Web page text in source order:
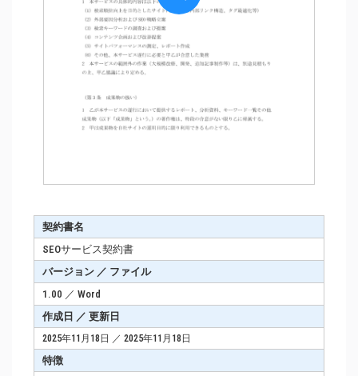
契約書名
SEOサービス契約書
バージョン ／ ファイル
1.00 ／ Word
作成日 ／ 更新日
2025年11月18日 ／ 2025年11月18日
特徴